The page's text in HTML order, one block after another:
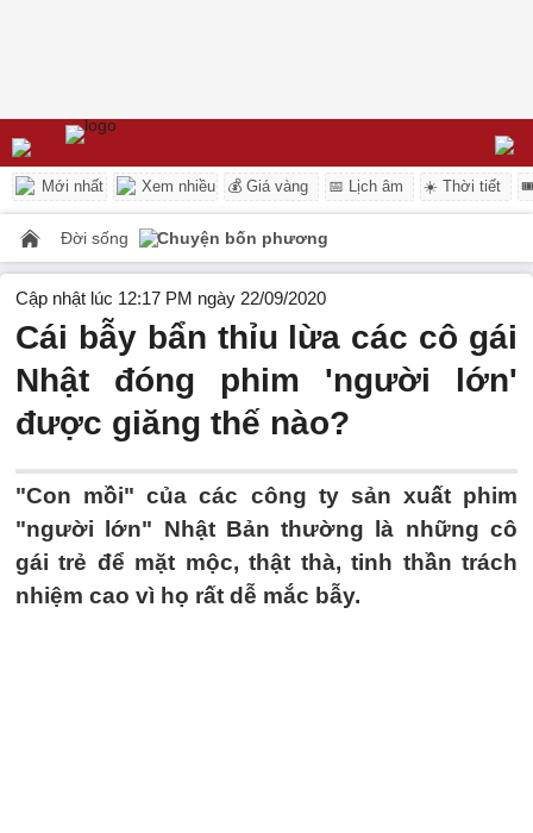
Mới nhất Xem nhiều 💰 Giá vàng 📅 Lịch âm ☀️ Thời tiết
Đời sống Chuyện bốn phương
Cập nhật lúc 12:17 PM ngày 22/09/2020
Cái bẫy bẩn thỉu lừa các cô gái
Nhật đóng phim 'người lớn'
được giăng thế nào?
"Con mồi" của các công ty sản xuất phim
"người lớn" Nhật Bản thường là những cô
gái trẻ để mặt mộc, thật thà, tinh thần trách
nhiệm cao vì họ rất dễ mắc bẫy.